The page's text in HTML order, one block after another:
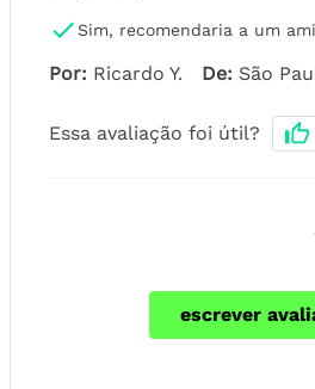
Sim, recomendaria a um
Por: Ricardo Y. De: São
Essa avaliação foi útil?
escrever